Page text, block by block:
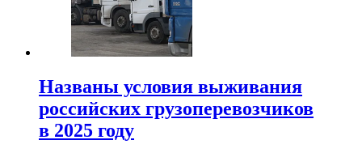
Названы условия выживания
российских грузоперевозчиков
в 2025 году